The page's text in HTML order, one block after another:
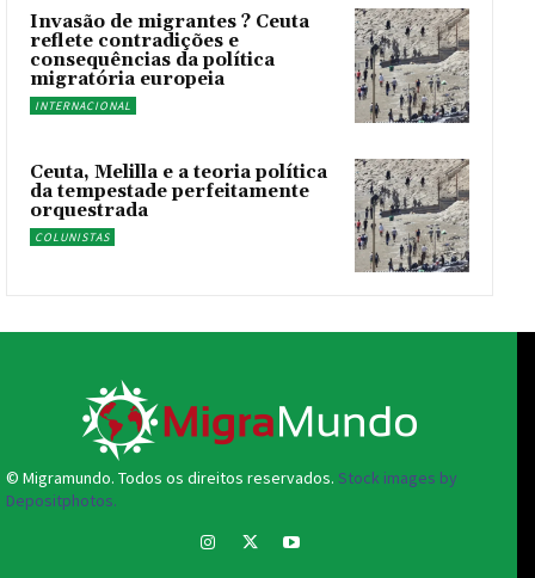
Invasão de migrantes ? Ceuta
reflete contradições e
consequências da política
migratória europeia
INTERNACIONAL
Ceuta, Melilla e a teoria política
da tempestade perfeitamente
orquestrada
COLUNISTAS
© Migramundo. Todos os direitos reservados. Stock images by
Depositphotos.